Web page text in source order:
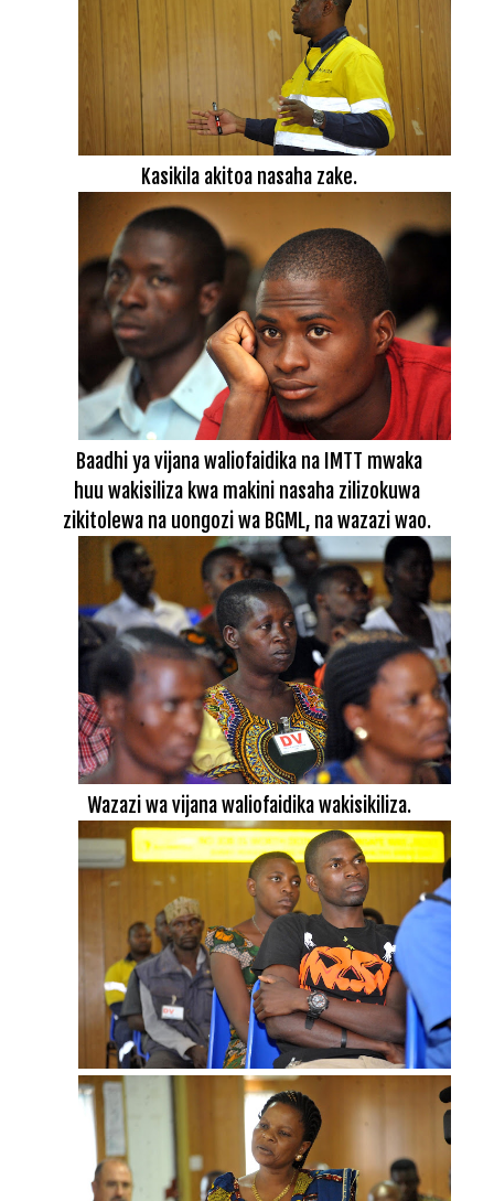
Kasikila akitoa nasaha zake.
Baadhi ya vijana waliofaidika na IMTT mwaka
huu wakisiliza kwa makini nasaha zilizokuwa
zikitolewa na uongozi wa BGML, na wazazi wao.
Wazazi wa vijana waliofaidika wakisikiliza.